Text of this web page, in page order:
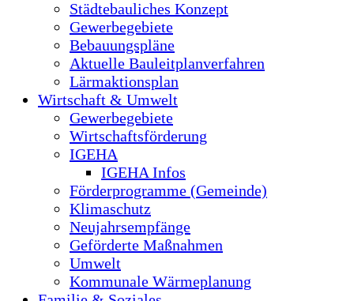
Städtebauliches Konzept
Gewerbegebiete
Bebauungspläne
Aktuelle Bauleitplanverfahren
Lärmaktionsplan
Wirtschaft & Umwelt
Gewerbegebiete
Wirtschaftsförderung
IGEHA
IGEHA Infos
Förderprogramme (Gemeinde)
Klimaschutz
Neujahrsempfänge
Geförderte Maßnahmen
Umwelt
Kommunale Wärmeplanung